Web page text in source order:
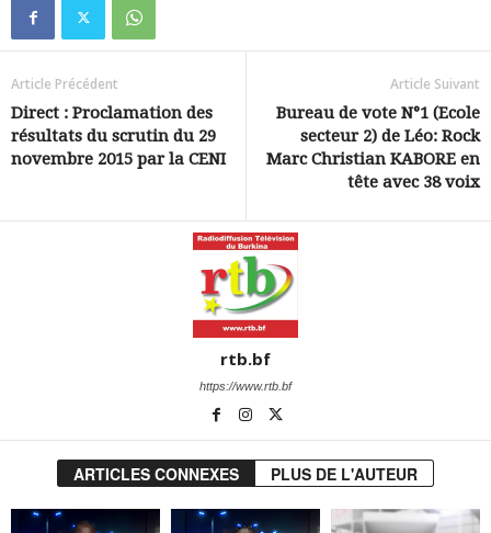
Article Précédent
Direct : Proclamation des
résultats du scrutin du 29
novembre 2015 par la CENI
Article Suivant
Bureau de vote N°1 (Ecole
secteur 2) de Léo: Rock
Marc Christian KABORE en
tête avec 38 voix
rtb.bf
https://www.rtb.bf
ARTICLES CONNEXES PLUS DE L'AUTEUR